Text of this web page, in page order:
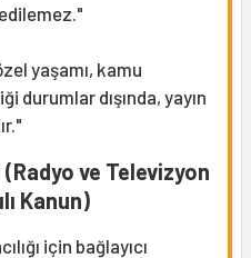
yaşamı, kamu
durumlar dışında, yayın
(Radyo ve Televizyon
Kanun)
için bağlayıcı